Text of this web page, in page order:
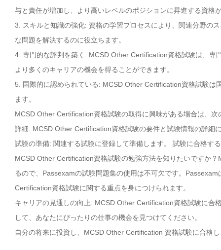
与と責任が増加し、より高いレベルのポジションに昇進する資格
3. スキルと知識の強化: 資格の学習プロセスにより、関連分野の
な問題を解決するのに役立ちます。
4. 専門的な評判を築く: MCSD Other Certification資格試験は、
より多くのキャリアの機会を得ることができます。
5. 国際的に認められている: MCSD Other Certification資格試験
ます。
MCSD Other Certification資格試験の取得に興味がある場合は、
詳細: MCSD Other Certification資格試験の要件と試験情報の詳細
試験の準備: 関連する試験に登録して準備します。 試験に合格す
MCSD Other Certification資格試験の勉強方法を知りたいですか
るので、Passexamの試験問題集の使用は不可欠です。
Certification資格試験に関する重点を身につけられます。
キャリアの見通しの向上: MCSD Other Certification資格試験に合
して、あなたにぴったりの仕事の機会を見つけてください。
自分の将来に投資し、MCSD Other Certification 資格試験に合格